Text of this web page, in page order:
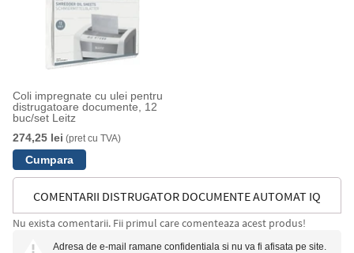
Coli impregnate cu ulei pentru
distrugatoare documente, 12
buc/set Leitz
274,25 lei (pret cu TVA)
COMENTARII DISTRUGATOR DOCUMENTE AUTOMAT IQ
OFFICE, P4, CROSS-CUT, 150 COLI, COS 44L, ALB-GRI
Nu exista comentarii. Fii primul care comenteaza acest produs!
Adresa de e-mail ramane confidentiala si nu va fi afisata pe site.